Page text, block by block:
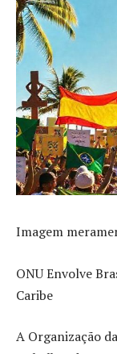
Imagem
ONU Envolve
Caribe
A Organização